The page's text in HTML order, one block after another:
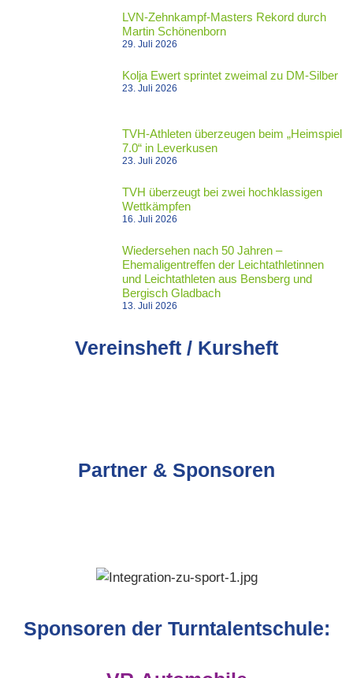
LVN-Zehnkampf-Masters Rekord durch
Martin Schönenborn
29. Juli 2026
Kolja Ewert sprintet zweimal zu DM-Silber
23. Juli 2026
TVH-Athleten überzeugen beim „Heimspiel
7.0“ in Leverkusen
23. Juli 2026
TVH überzeugt bei zwei hochklassigen
Wettkämpfen
16. Juli 2026
Wiedersehen nach 50 Jahren –
Ehemaligentreffen der Leichtathletinnen
und Leichtathleten aus Bensberg und
Bergisch Gladbach
13. Juli 2026
Vereinsheft / Kursheft
Partner & Sponsoren
Sponsoren der Turntalentschule: